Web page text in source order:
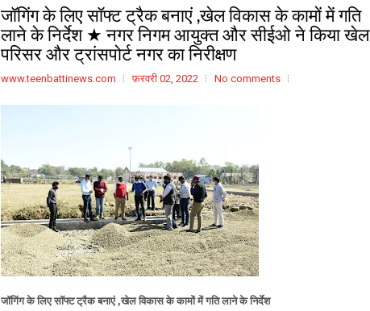
जॉगिंग के लिए सॉफ्ट ट्रैक बनाएं ,खेल विकास के कामों में गति
लाने के निर्देश ★ नगर निगम आयुक्त और सीईओ ने किया खेल
परिसर और ट्रांसपोर्ट नगर का निरीक्षण
www.teenbattinews.com फ़रवरी 02, 2022 No comments
जॉगिंग के लिए सॉफ्ट ट्रैक बनाएं ,खेल विकास के कामों में गति लाने के निर्देश